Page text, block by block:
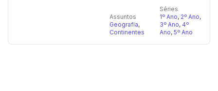
Assuntos
Geografia,
Continentes
Séries
1º Ano, 2º Ano,
3º Ano, 4º
Ano, 5º Ano